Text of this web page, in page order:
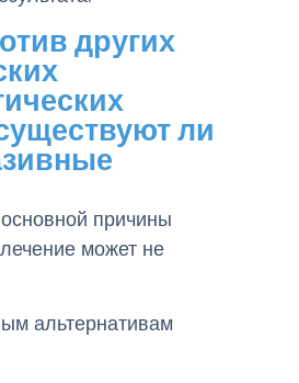
других
ли
причины
может не
альтернативам